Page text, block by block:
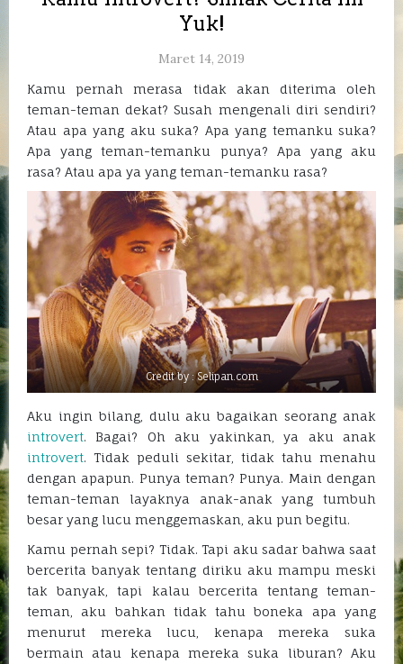
Yuk!
Maret 14, 2019
Kamu pernah merasa tidak akan diterima oleh
teman-teman dekat? Susah mengenali diri sendiri?
Atau apa yang aku suka? Apa yang temanku suka?
Apa yang teman-temanku punya? Apa yang aku
rasa? Atau apa ya yang teman-temanku rasa?
Credit by : Selipan.com
Aku ingin bilang, dulu aku bagaikan seorang anak
introvert. Bagai? Oh aku yakinkan, ya aku anak
introvert. Tidak peduli sekitar, tidak tahu menahu
dengan apapun. Punya teman? Punya. Main dengan
teman-teman layaknya anak-anak yang tumbuh
besar yang lucu menggemaskan, aku pun begitu.
Kamu pernah sepi? Tidak. Tapi aku sadar bahwa saat
bercerita banyak tentang diriku aku mampu meski
tak banyak, tapi kalau bercerita tentang teman-
teman, aku bahkan tidak tahu boneka apa yang
menurut mereka lucu, kenapa mereka suka
bermain atau kenapa mereka suka liburan? Aku